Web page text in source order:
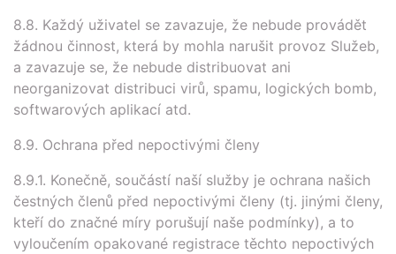
8.8. Každý uživatel se zavazuje, že nebude provádět
žádnou činnost, která by mohla narušit provoz Služeb,
a zavazuje se, že nebude distribuovat ani
neorganizovat distribuci virů, spamu, logických bomb,
softwarových aplikací atd.
8.9. Ochrana před nepoctivými členy
8.9.1. Konečně, součástí naší služby je ochrana našich
čestných členů před nepoctivými členy (tj. jinými členy,
kteří do značné míry porušují naše podmínky), a to
vyloučením opakované registrace těchto nepoctivých